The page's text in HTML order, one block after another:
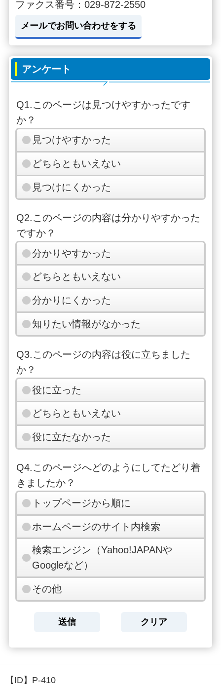
ファクス番号：029-872-2550
メールでお問い合わせをする
アンケート
Q1.このページは見つけやすかったです
か？
見つけやすかった
どちらともいえない
見つけにくかった
Q2.このページの内容は分かりやすかった
ですか？
分かりやすかった
どちらともいえない
分かりにくかった
知りたい情報がなかった
Q3.このページの内容は役に立ちました
か？
役に立った
どちらともいえない
役に立たなかった
Q4.このページへどのようにしてたどり着
きましたか？
トップページから順に
ホームページのサイト内検索
検索エンジン（Yahoo!JAPANや
Googleなど）
その他
【ID】 P-410